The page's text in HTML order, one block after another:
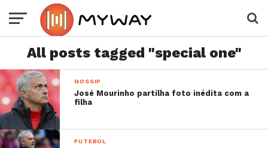
All posts tagged "special one"
GOSSIP
José Mourinho partilha foto inédita com a
filha
FUTEBOL